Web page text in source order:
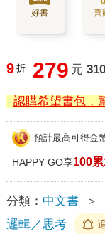
好書 喜
9 折 279 元 310
認購希望書包，
預計最高可得金
HAPPY GO享100
分類： 中文書 ＞
邏輯／思考